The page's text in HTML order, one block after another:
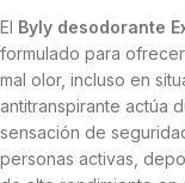
El Byly desodorante
formulado para
mal olor, incluso en
antitranspirante actúa
sensación de
personas activas,